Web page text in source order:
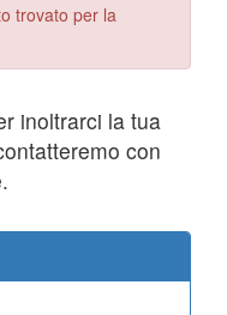
trovato per la
inoltrarci la tua
con